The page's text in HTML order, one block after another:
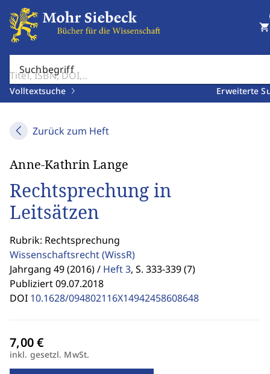
Suchbegriff
Volltextsuche Erweiterte
shopping_cart
Zurück zum Heft
Anne-Kathrin Lange
Rechtsprechung in
Leitsätzen
Rubrik: Rechtsprechung
Wissenschaftsrecht(WissR)
Jahrgang 49 (2016) / Heft 3, S. 333-339 (7)
Publiziert 09.07.2018
DOI 10.1628/094802116X14942458608648
inkl. gesetzl. MwSt.